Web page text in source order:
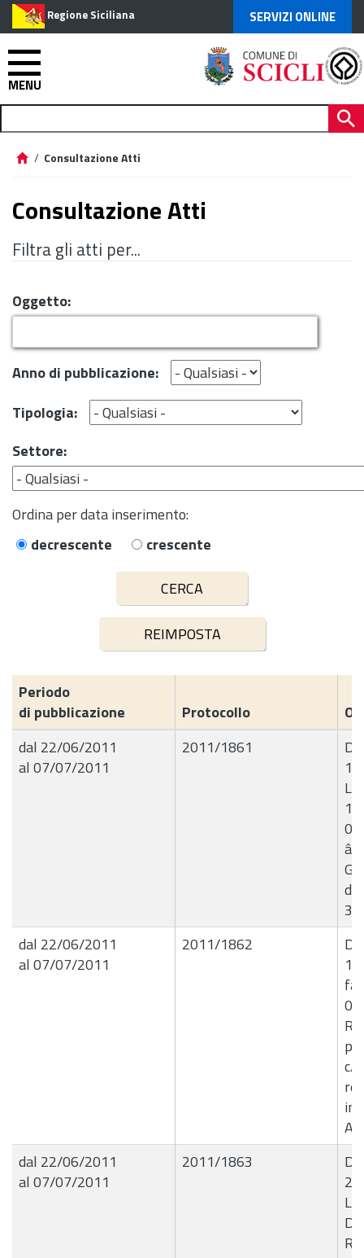
Regione Siciliana SERVIZI ONLINE
MENU
/ Consultazione Atti
Consultazione Atti
Filtra gli atti per...
Oggetto:
Anno di pubblicazione:
Tipologia:
Settore:
Ordina per data inserimento:
decrescente
crescente
Periodo
di pubblicazione
Protocollo
dal 22/06/2011
al 07/07/2011
2011/1861
dal 22/06/2011
al 07/07/2011
2011/1862
c/
dal 22/06/2011
al 07/07/2011
2011/1863